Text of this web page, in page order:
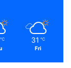
℃ 31 ℃
Fri